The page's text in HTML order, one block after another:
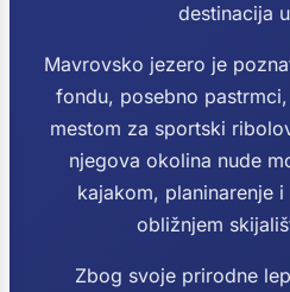
destinacija
Mavrovsko jezero je
fondu, posebno
mestom za sportski
njegova okolina nude
kajakom, planinarenje
obližnjem
Zbog svoje prirodne